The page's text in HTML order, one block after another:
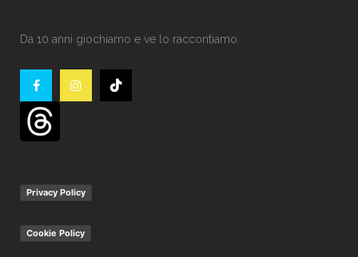
Da 10 anni giochiamo e ve lo raccontiamo.
Privacy Policy
Cookie Policy